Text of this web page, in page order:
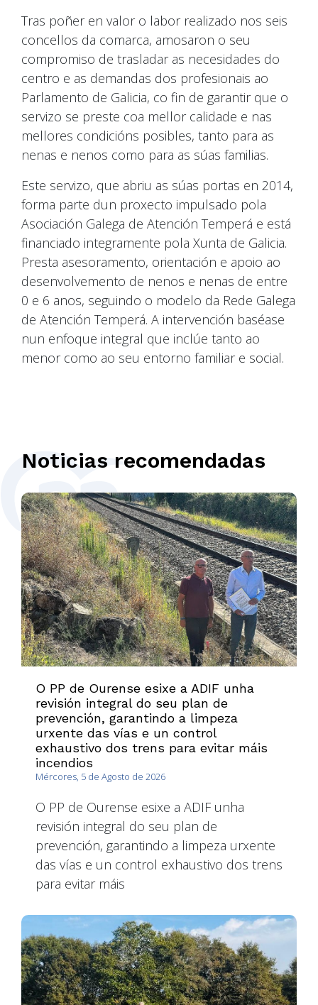
Tras poñer en valor o labor realizado nos seis
concellos da comarca, amosaron o seu
compromiso de trasladar as necesidades do
centro e as demandas dos profesionais ao
Parlamento de Galicia, co fin de garantir que o
servizo se preste coa mellor calidade e nas
mellores condicións posibles, tanto para as
nenas e nenos como para as súas familias.
Este servizo, que abriu as súas portas en 2014,
forma parte dun proxecto impulsado pola
Asociación Galega de Atención Temperá e está
financiado integramente pola Xunta de Galicia.
Presta asesoramento, orientación e apoio ao
desenvolvemento de nenos e nenas de entre
0 e 6 anos, seguindo o modelo da Rede Galega
de Atención Temperá. A intervención baséase
nun enfoque integral que inclúe tanto ao
menor como ao seu entorno familiar e social.
Noticias recomendadas
O PP de Ourense esixe a ADIF unha
revisión integral do seu plan de
prevención, garantindo a limpeza
urxente das vías e un control
exhaustivo dos trens para evitar máis
incendios
Mércores, 5 de Agosto de 2026
O PP de Ourense esixe a ADIF unha
revisión integral do seu plan de
prevención, garantindo a limpeza urxente
das vías e un control exhaustivo dos trens
para evitar máis